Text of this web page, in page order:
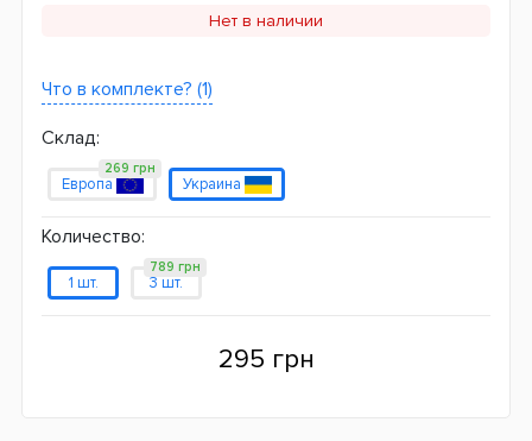
Нет в наличии
Что в комплекте? (1)
Склад:
Европа
269 грн
Украина
Количество:
1 шт. 3 шт.
789 грн
295 грн